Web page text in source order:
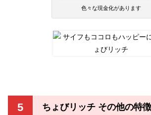
色々な現金化があります
5 ちょびリッチ その他の特